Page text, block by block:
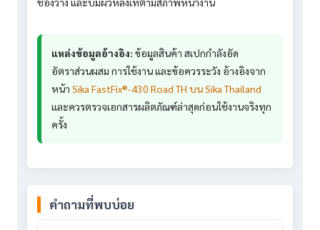
แหล่งข้อมูลอ้างอิง: ข้อมูลสินค้า สเปกกำลังอัด
อัตราส่วนผสม การใช้งาน และข้อควรระวัง อ้างอิงจาก
หน้า Sika FastFix®-430 Road TH บน Sika Thailand
และควรตรวจเอกสารผลิตภัณฑ์ล่าสุดก่อนใช้งานจริงทุก
ครั้ง
คำถามที่พบบ่อย